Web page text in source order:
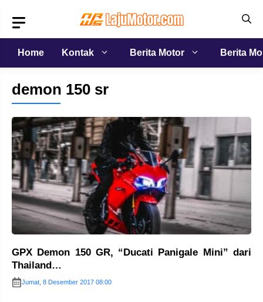
isi
Home
Kontak Berita Motor Berita
demon 150 sr
GPX Demon 150 GR, “Ducati Panigale Mini” dari
Thailand…
Jumat, 8 Desember 2017 08:00